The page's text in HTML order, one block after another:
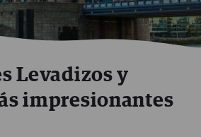
Levadizos y
impresionantes